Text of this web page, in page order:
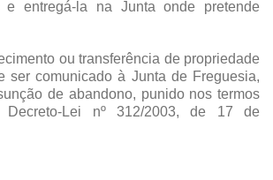
e entregá-la na Junta onde pretende
ou transferência de propriedade
ser comunicado à Junta de Freguesia,
de abandono, punido nos termos
Lei nº 312/2003, de 17 de